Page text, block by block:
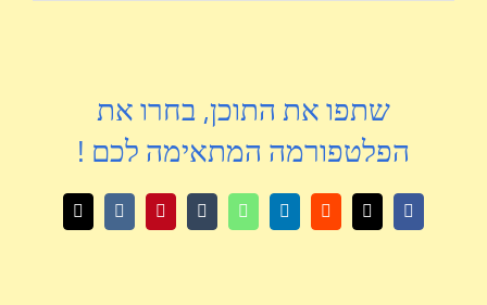
שתפו את התוכן, בחרו את
הפלטפורמה המתאימה לכם !
Facebook
X
Reddit
LinkedIn
WhatsApp
Tumblr
Pinterest
Vk
כתובת
דואר